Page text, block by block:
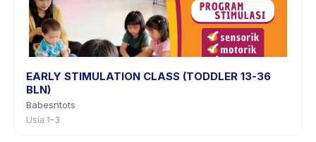
EARLY STIMULATION CLASS (TODDLER 13-36
BLN)
Babesntots
Usia 1–3